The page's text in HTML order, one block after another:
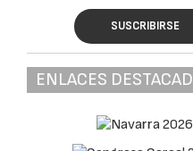
SUSCRIBIRSE
ENLACES